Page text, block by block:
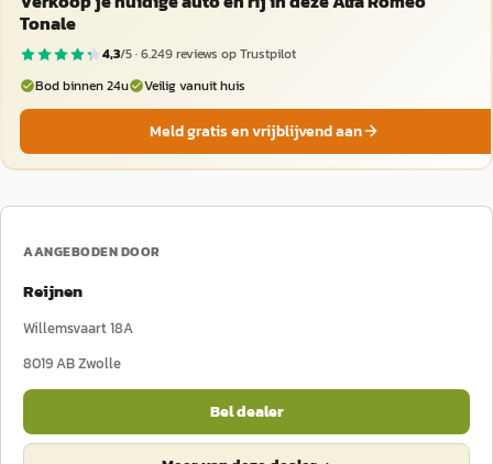
Tonale
4,3/5 ·6.249reviews op Trustpilot
Bod binnen 24u
Veilig vanuit huis
Meld gratis en vrijblijvend aan
AANGEBODEN DOOR
Reijnen
Willemsvaart 18A
8019 ABZwolle
Bel dealer